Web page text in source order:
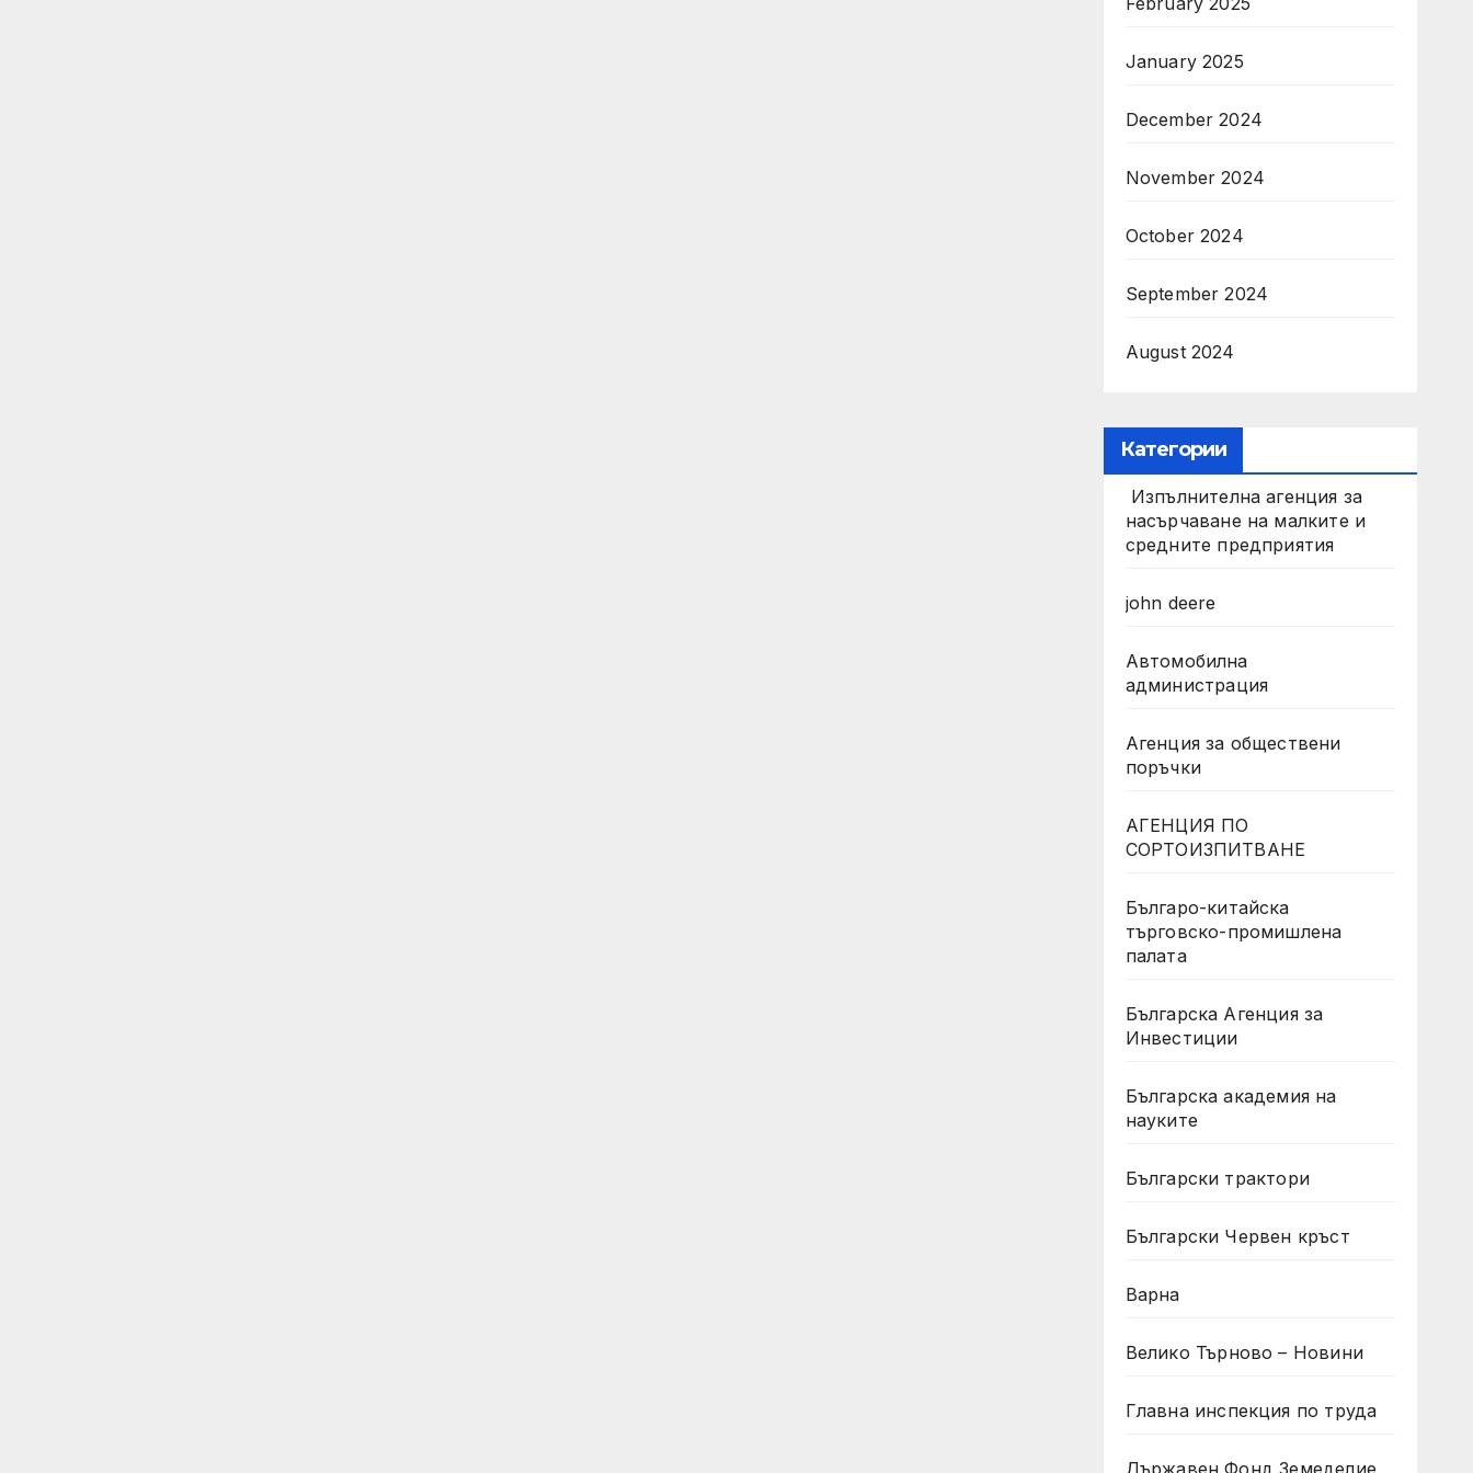
January 2025
December 2024
November 2024
October 2024
September 2024
August 2024
Категории
Изпълнителна агенция за
насърчаване на малките и
средните предприятия
john deere
Автомобилна
администрация
Агенция за обществени
поръчки
АГЕНЦИЯ ПО
СОРТОИЗПИТВАНЕ
Българо-китайска
търговско-промишлена
палата
Българска Агенция за
Инвестиции
Българска академия на
науките
Български трактори
Български Червен кръст
Варна
Велико Търново – Новини
Главна инспекция по труда
Държавен Фонд Земеделие